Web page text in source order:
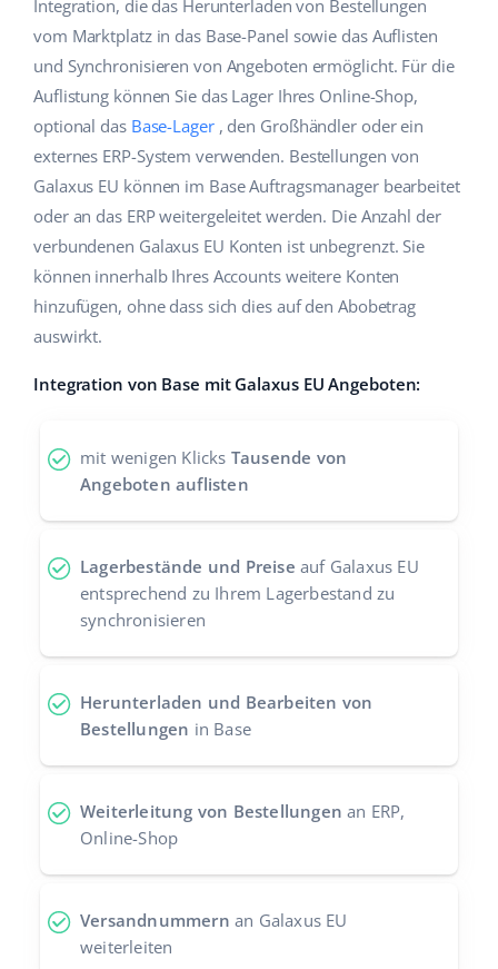
Marktplatz-Manager
Workflow-Automatisierung
Versandmanagement
Preisautomatisierung
KI für E-Commerce
Ecosystem
Base Analytics
Haus & Garten
Produkte für Kinder
Elektronik
Autoteile
Supermarkt
Health & Beauty
Mode
Hilfe
Akademie
Marketplace Ebook
Blog
Dienstleistungen
Systemimplementierungen
Base.com Audit
Vorteilsrechner
Zusammenarbeit und Partner
Kontakt
english (US)
english (GB)
english (IN)
čeština
deutsch
Ελληνικά
español (AR)
español (MX)
Italiano
português (BR)
română
Integration, die das Herunterladen von Bestellungen
vom Marktplatz in das Base-Panel sowie das Auflisten
und Synchronisieren von Angeboten ermöglicht. Für die
Auflistung können Sie das Lager Ihres Online-Shop,
optional das Base-Lager, den Großhändler oder ein
externes ERP-System verwenden. Bestellungen von
Galaxus EU können im Base Auftragsmanager bearbeitet
oder an das ERP weitergeleitet werden. Die Anzahl der
verbundenen Galaxus EU Konten ist unbegrenzt. Sie
können innerhalb Ihres Accounts weitere Konten
hinzufügen, ohne dass sich dies auf den Abobetrag
auswirkt.
Integration von Base mit Galaxus EU Angeboten:
mit wenigen Klicks Tausende von
Angeboten auflisten
Lagerbestände und Preise auf Galaxus EU
entsprechend zu Ihrem Lagerbestand zu
synchronisieren
Herunterladen und Bearbeiten von
Bestellungen in Base
Weiterleitung von Bestellungen an ERP,
Online-Shop
Versandnummern an Galaxus EU
weiterleiten